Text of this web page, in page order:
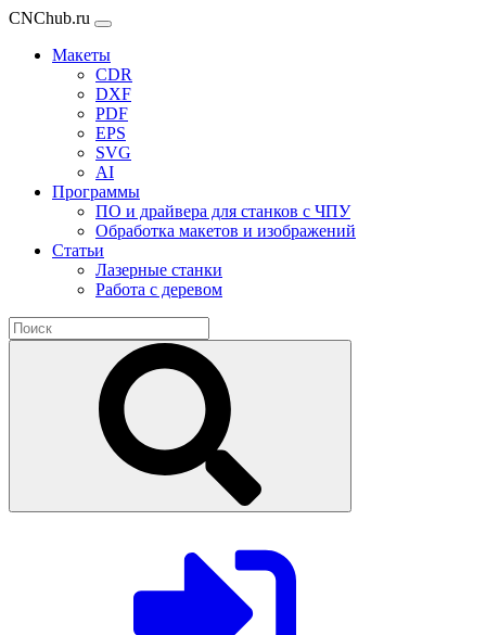
CNChub.ru
Макеты
CDR
DXF
PDF
EPS
SVG
AI
Программы
ПО и драйвера для станков с ЧПУ
Обработка макетов и изображений
Статьи
Лазерные станки
Работа с деревом